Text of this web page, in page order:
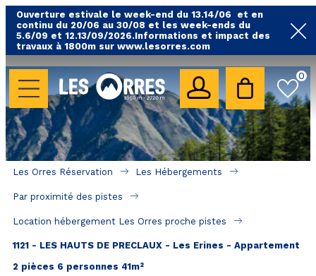
Ouverture estivale le week-end du 13.14/06 et en
continu du 20/06 au 30/08 et les week-ends du
5.6/09 et 12.13/09/2026.Informations et impact des
travaux à 1800m sur www.lesorres.com
0
LES HÉBERGEMENTS
Toutes nos locations
Hébergements avec piscine
Hébergements labellisés qualité
A proximité des remontées mécaniques ( VTT,
Les Orres Réservation Les Hébergements
Par proximité des pistes
Location hébergement Les Orres proche pistes
1121 - LES HAUTS DE PRECLAUX - Les Erines - Appartement
2 pièces 6 personnes 41m²